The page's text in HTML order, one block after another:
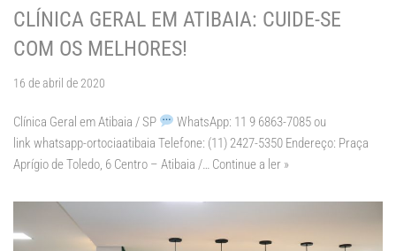
CLÍNICA GERAL EM ATIBAIA: CUIDE-SE
COM OS MELHORES!
16 de abril de 2020
Clínica Geral em Atibaia / SP
WhatsApp: 11 9 6863-7085 ou
link whatsapp-ortociaatibaia Telefone: (11) 2427-5350 Endereço: Praça
Aprígio de Toledo, 6 Centro – Atibaia /… Continue a ler »